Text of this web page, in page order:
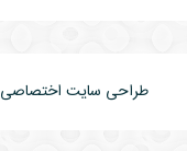
طراحی سایت اختصاصی